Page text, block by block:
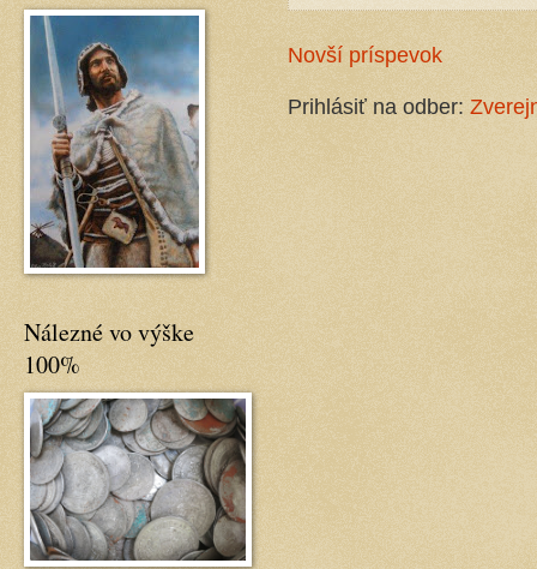
Novší príspevok
Prihlásiť na odber:
Nálezné vo výške
100%